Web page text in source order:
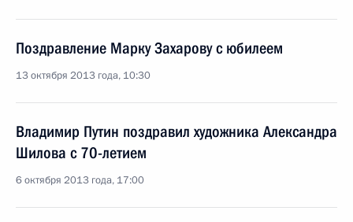
Поздравление Марку Захарову с юбилеем
13 октября 2013 года, 10:30
Владимир Путин поздравил художника Александра
Шилова с 70-летием
6 октября 2013 года, 17:00